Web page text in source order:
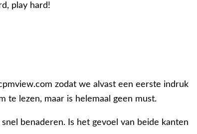
play hard!
zodat we alvast een eerste indruk
te lezen, maar is helemaal geen must.
benaderen. Is het gevoel van beide kanten